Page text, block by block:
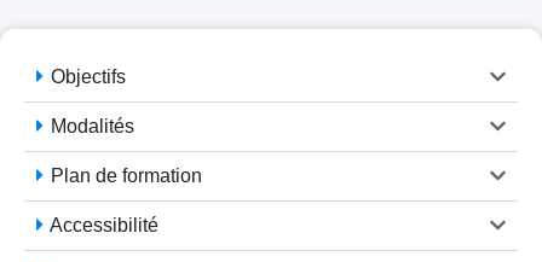
Objectifs
Modalités
Plan de formation
Accessibilité